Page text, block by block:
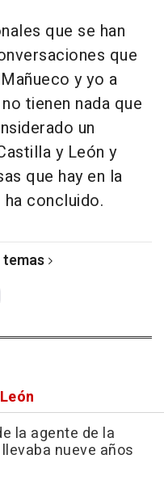
que se han
que
y yo a
tienen nada que
un
y León y
que hay en la
concluido.
la agente de la
nueve años